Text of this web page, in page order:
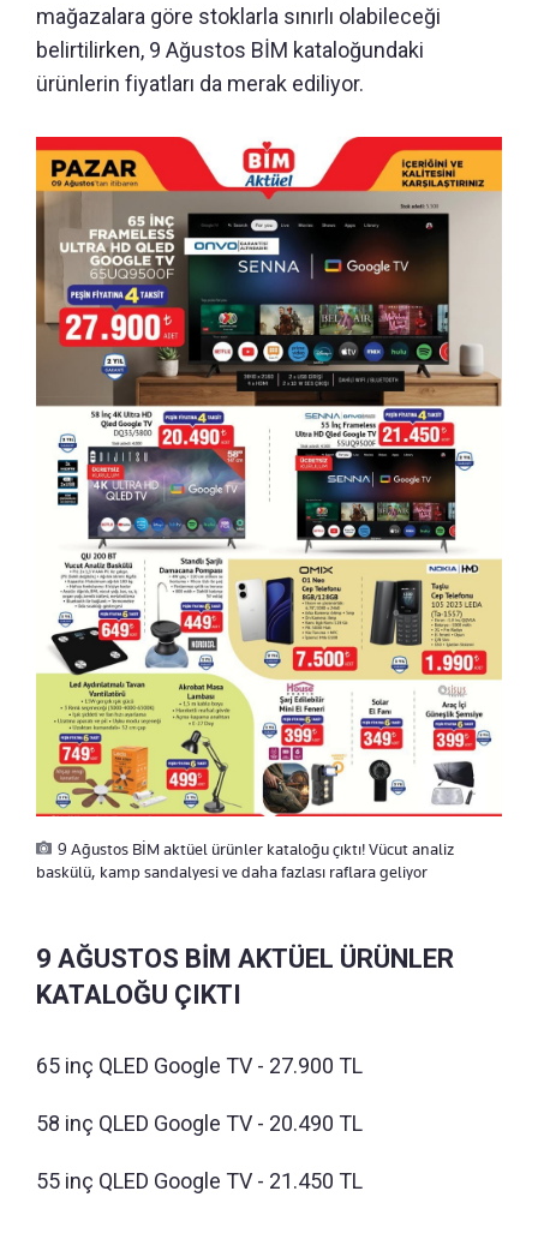
mağazalara göre stoklarla sınırlı olabileceği
belirtilirken, 9 Ağustos BİM kataloğundaki
ürünlerin fiyatları da merak ediliyor.
9 Ağustos BİM aktüel ürünler kataloğu çıktı! Vücut analiz
baskülü, kamp sandalyesi ve daha fazlası raflara geliyor
9 AĞUSTOS BİM AKTÜEL ÜRÜNLER
KATALOĞU ÇIKTI
65 inç QLED Google TV - 27.900 TL
58 inç QLED Google TV - 20.490 TL
55 inç QLED Google TV - 21.450 TL